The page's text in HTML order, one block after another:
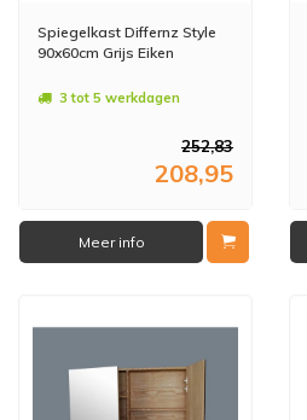
Spiegelkast Differnz Style
90x60cm Grijs Eiken
3 tot 5 werkdagen
252,83
208,95
Meer info